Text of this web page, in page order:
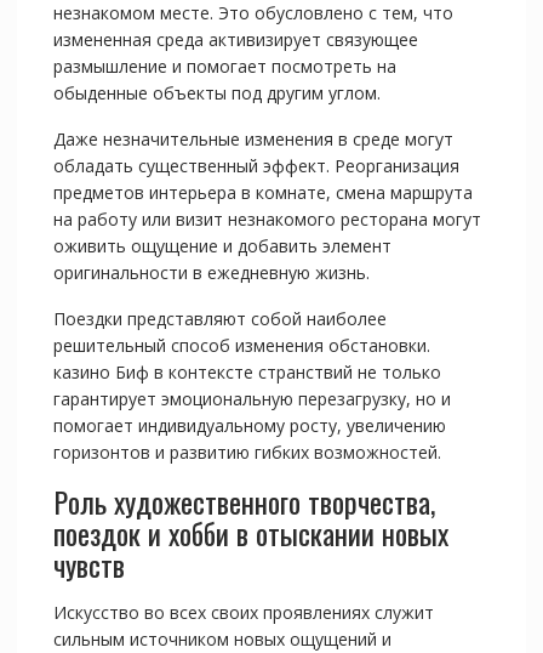
незнакомом месте. Это обусловлено с тем, что
измененная среда активизирует связующее
размышление и помогает посмотреть на
обыденные объекты под другим углом.
Даже незначительные изменения в среде могут
обладать существенный эффект. Реорганизация
предметов интерьера в комнате, смена маршрута
на работу или визит незнакомого ресторана могут
оживить ощущение и добавить элемент
оригинальности в ежедневную жизнь.
Поездки представляют собой наиболее
решительный способ изменения обстановки.
казино Биф в контексте странствий не только
гарантирует эмоциональную перезагрузку, но и
помогает индивидуальному росту, увеличению
горизонтов и развитию гибких возможностей.
Роль художественного творчества,
поездок и хобби в отыскании новых
чувств
Искусство во всех своих проявлениях служит
сильным источником новых ощущений и